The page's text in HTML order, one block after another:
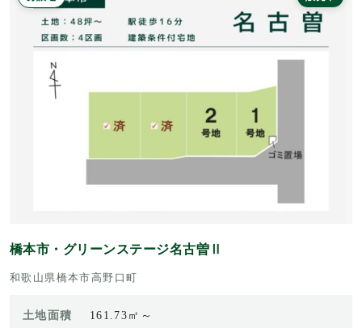
橋本市・グリーンステージ名古曽Ⅱ
和歌山県橋本市高野口町
土地面積 161.73㎡～